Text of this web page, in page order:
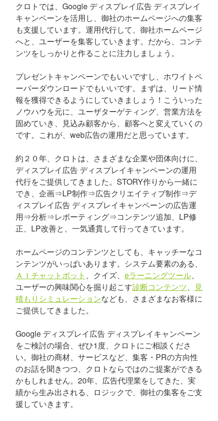
クロトでは、Google ディスプレイ広告 ディスプレイ
キャンペーンを活用し、御社のホームページへの集客
も支援しています。運用代行して、御社ホームページ
へと、ユーザーを集客していきます。だから、コンテ
ンツをしっかりと作ることに注力しましょう。
プレゼントキャンペーンでもいいですし、ホワイトペ
ーパーダウンロードでもいいです。まずは、リード情
報を獲得できるようにしていきましょう！こういった
ノウハウを元に、ユーザターゲティング、営業方法を
固めていき、見込み顧客から、顧客へと変えていくの
です。これが、web広告の運用だと思っています。
約２０年、クロトは、さまざまな企業や団体向けに、
ディスプレイ広告 ディスプレイキャンペーンの運用
代行をご提供してきました。STORY作りから一緒に
でき、企画⇒LP制作⇒広告クリエイティブ制作⇒デ
ィスプレイ広告 ディスプレイキャンペーンの広告運
用⇒分析⇒レポーティング⇒コンテンツ追加、LP修
正、LP改善と、一気通貫して行ってきています。
ホームページのコンテンツとしても、キャッチーなコ
ンテンツがいっぱいあります。システム要素のある、
ＡＩチャットボット 、クイズ、 eラーニングツール、
ユーザーの興味関心を掘り起こす診断コンテンツ、
見
積もりシミュレーションなども、さまざまなお客様に
ご提供してきました。
Google ディスプレイ広告 ディスプレイキャンペーン
をご検討の場合、ぜひ1度、クロトにご相談くださ
い。御社の商材、サービスなど、集客・PRの方向性
のお話を聞きつつ、クロトならではのご提案ができる
かもしれません。20年、広告代理業をしてきた、実
績から生み出される、ロジックで、御社の集客をご支
援していきます。